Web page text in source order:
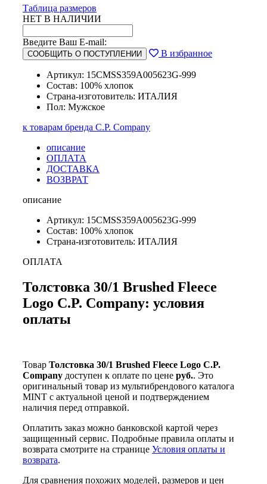
Таблица размеров
НЕТ В НАЛИЧИИ
Введите Ваш E-mail:
СООБЩИТЬ О ПОСТУПЛЕНИИ В избранное
Артикул: 15CMSS359A005623G-999
Состав: 100% хлопок
Страна-изготовитель: ИТАЛИЯ
Пол: Мужское
к товарам бренда C.P. Company
описание
ОПЛАТА
ДОСТАВКА
ВОЗВРАТ
описание
Артикул: 15CMSS359A005623G-999
Состав: 100% хлопок
Страна-изготовитель: ИТАЛИЯ
ОПЛАТА
Толстовка 30/1 Brushed Fleece
Logo C.P. Company: условия
оплаты
Товар Толстовка 30/1 Brushed Fleece Logo C.P.
Company доступен к оплате по цене руб.. Это
оригинальный товар из мультибрендового каталога
MINT с актуальной ценой и подтверждением
наличия перед отправкой.
Оплатить заказ можно банковской картой через
защищенный сервис. Подробные правила оплаты и
возврата смотрите на странице Условия оплаты и
возврата.
Для сравнения похожих моделей, размеров и цен